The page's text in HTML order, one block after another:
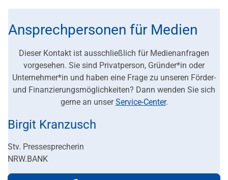
Ansprechpersonen für Medien
Dieser Kontakt ist ausschließlich für Medienanfragen
vorgesehen. Sie sind Privatperson, Gründer*in oder
Unternehmer*in und haben eine Frage zu unseren Förder-
und Finanzierungsmöglichkeiten? Dann wenden Sie sich
gerne an unserService-Center.
Birgit Kranzusch
Stv. Pressesprecherin
NRW.BANK